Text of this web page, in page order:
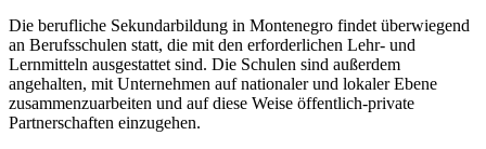
Die berufliche Sekundarbildung in Montenegro findet überwiegend
an Berufsschulen statt, die mit den erforderlichen Lehr- und
Lernmitteln ausgestattet sind. Die Schulen sind außerdem
angehalten, mit Unternehmen auf nationaler und lokaler Ebene
zusammenzuarbeiten und auf diese Weise öffentlich-private
Partnerschaften einzugehen.